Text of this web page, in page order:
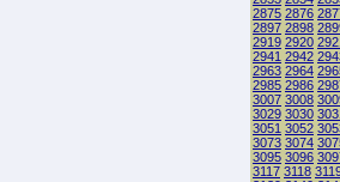
2875 2876
2897 2898
2919 2920
2941 2942
2963 2964
2985 2986
3007 3008
3029 3030
3051 3052
3073 3074
3095 3096
3117 3118